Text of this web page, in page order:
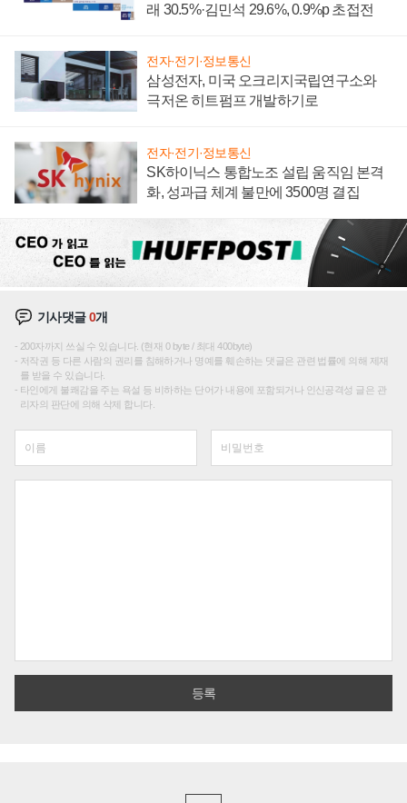
래 30.5%·김민석 29.6%, 0.9%p 초접전
전자·전기·정보통신
삼성전자, 미국 오크리지국립연구소와
극저온 히트펌프 개발하기로
전자·전기·정보통신
SK하이닉스 통합노조 설립 움직임 본격
화, 성과급 체계 불만에 3500명 결집
기사댓글0개
200자까지 쓰실 수 있습니다. (현재 0 byte / 최대 400byte)
저작권 등 다른 사람의 권리를 침해하거나 명예를 훼손하는 댓글은 관련 법률에 의해 제재
를 받을 수 있습니다.
타인에게 불쾌감을 주는 욕설 등 비하하는 단어가 내용에 포함되거나 인신공격성 글은 관
리자의 판단에 의해 삭제 합니다.